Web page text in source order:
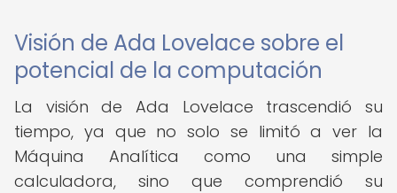
Visión de Ada Lovelace sobre el
potencial de la computación
La visión de Ada Lovelace trascendió su
tiempo, ya que no solo se limitó a ver la
Máquina Analítica como una simple
calculadora, sino que comprendió su